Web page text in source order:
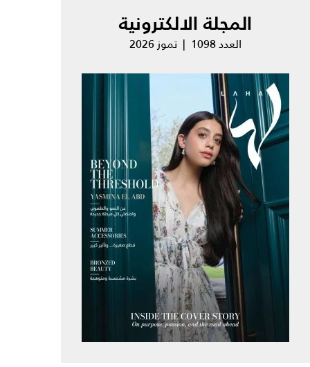
المجلة الالكترونية
العدد 1098 | تموز 2026